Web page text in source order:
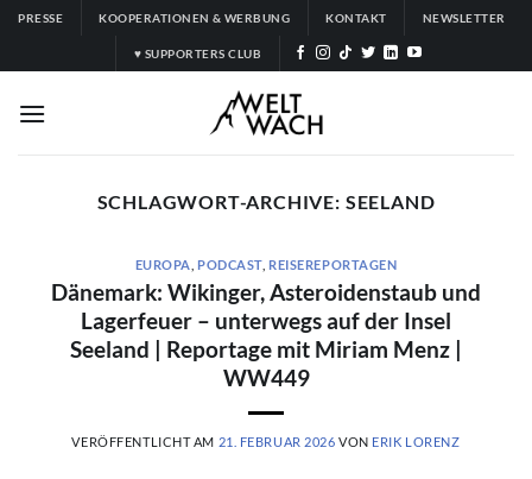
Zum
springen
PRESSE KOOPERATIONEN & WERBUNG KONTAKT NEWSLETTER
♥ SUPPORTERS CLUB
SCHLAGWORT-ARCHIVE: SEELAND
EUROPA PODCAST, REISEREPORTAGEN
Dänemark: Wikinger, Asteroidenstaub und
Lagerfeuer – unterwegs auf der Insel
Seeland | Reportage mit Miriam Menz |
WW449
VERÖFFENTLICHT AM 21. FEBRUAR 2026 VON ERIK LORENZ